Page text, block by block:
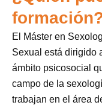
El Máster en
Sexual está dirigido
ámbito psicosocial
campo de la
trabajan en el área